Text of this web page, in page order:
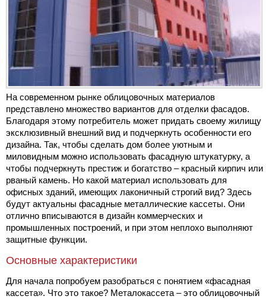
На современном рынке облицовочных материалов
представлено множество вариантов для отделки фасадов.
Благодаря этому потребитель может придать своему жилищу
эксклюзивный внешний вид и подчеркнуть особенности его
дизайна. Так, чтобы сделать дом более уютным и
миловидным можно использовать фасадную штукатурку, а
чтобы подчеркнуть престиж и богатство – красный кирпич или
рваный камень. Но какой материал использовать для
офисных зданий, имеющих лаконичный строгий вид? Здесь
будут актуальны фасадные металлические кассеты. Они
отлично вписываются в дизайн коммерческих и
промышленных построений, и при этом неплохо выполняют
защитные функции.
Основные характеристики
Для начала попробуем разобраться с понятием «фасадная
кассета». Что это такое? Металокассета – это облицовочный